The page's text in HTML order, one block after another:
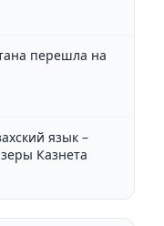
перешла на
язык –
Казнета